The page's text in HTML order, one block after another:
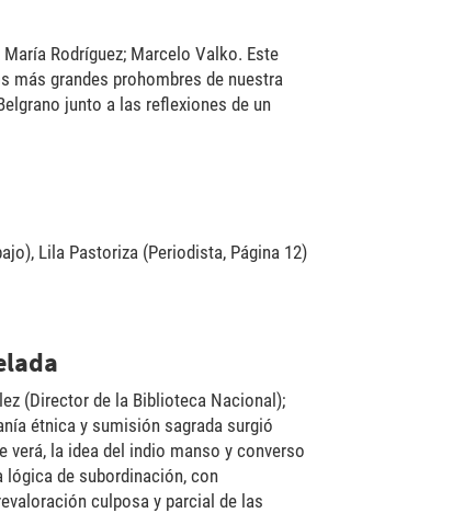
Rodríguez; Marcelo Valko. Este
más grandes prohombres de nuestra
junto a las reflexiones de un
Lila Pastoriza (Periodista, Página 12)
(Director de la Biblioteca Nacional);
étnica y sumisión sagrada surgió
la idea del indio manso y converso
de subordinación, con
culposa y parcial de las